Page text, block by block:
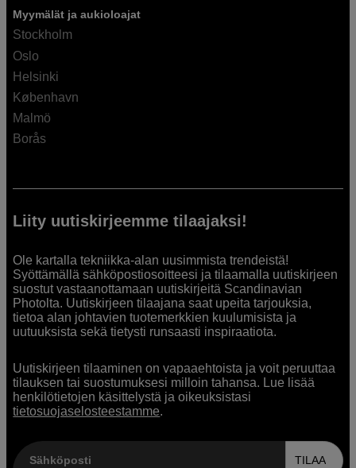
Myymälät ja aukioloajat
Stockholm
Oslo
Helsinki
København
Malmö
Borås
Liity uutiskirjeemme tilaajaksi!
Ole kartalla tekniikka-alan uusimmista trendeistä!
Syöttämällä sähköpostiosoitteesi ja tilaamalla uutiskirjeen
suostut vastaanottamaan uutiskirjeitä Scandinavian
Photolta. Uutiskirjeen tilaajana saat upeita tarjouksia,
tietoa alan johtavien tuotemerkkien kuulumisista ja
uutuuksista sekä tietysti runsaasti inspiraatiota.
Uutiskirjeen tilaaminen on vapaaehtoista ja voit peruuttaa
tilauksen tai suostumuksesi milloin tahansa. Lue lisää
henkilötietojen käsittelystä ja oikeuksistasi
tietosuojaselosteestamme.
Sähköposti TILAA